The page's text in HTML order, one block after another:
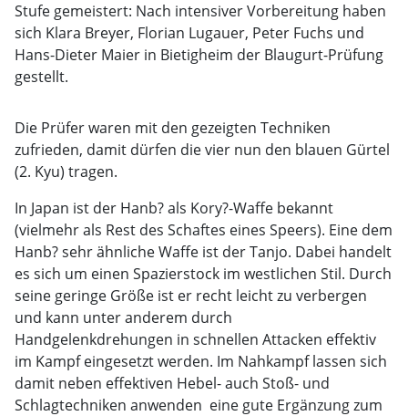
Stufe gemeistert: Nach intensiver Vorbereitung haben
sich Klara Breyer, Florian Lugauer, Peter Fuchs und
Hans-Dieter Maier in Bietigheim der Blaugurt-Prüfung
gestellt.
Die Prüfer waren mit den gezeigten Techniken
zufrieden, damit dürfen die vier nun den blauen Gürtel
(2. Kyu) tragen.
In Japan ist der Hanb? als Kory?-Waffe bekannt
(vielmehr als Rest des Schaftes eines Speers). Eine dem
Hanb? sehr ähnliche Waffe ist der Tanjo. Dabei handelt
es sich um einen Spazierstock im westlichen Stil. Durch
seine geringe Größe ist er recht leicht zu verbergen
und kann unter anderem durch
Handgelenkdrehungen in schnellen Attacken effektiv
im Kampf eingesetzt werden. Im Nahkampf lassen sich
damit neben effektiven Hebel- auch Stoß- und
Schlagtechniken anwenden  eine gute Ergänzung zum